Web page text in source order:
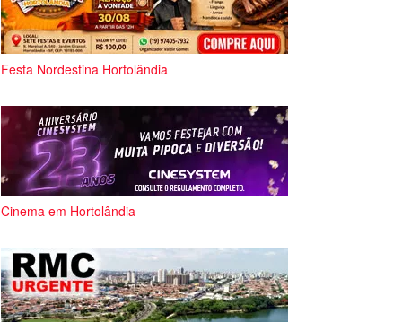
Festa Nordestina Hortolândia
Cinema em Hortolândia